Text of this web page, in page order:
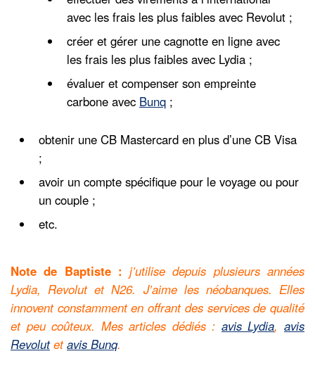
avec les frais les plus faibles avec Revolut ;
créer et gérer une cagnotte en ligne avec
les frais les plus faibles avec Lydia ;
évaluer et compenser son empreinte
carbone avec Bunq ;
obtenir une CB Mastercard en plus d’une CB Visa
;
avoir un compte spécifique pour le voyage ou pour
un couple ;
etc.
Note de Baptiste : j’utilise depuis plusieurs années
Lydia, Revolut et N26. J’aime les néobanques. Elles
innovent constamment en offrant des services de qualité
et peu coûteux. Mes articles dédiés : avis Lydia,avis
Revolutetavis Bunq.